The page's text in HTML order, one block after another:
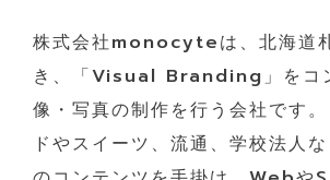
株式会社monocyteは、北海道
き、「Visual Branding」をコ
像・写真の制作を行う会社です
ドやスイーツ、流通、学校法人